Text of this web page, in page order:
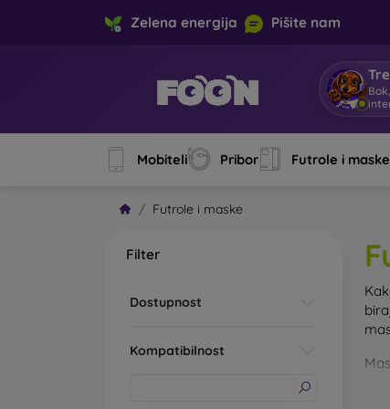
Zelena energija Pišite nam
Mobiteli Pribor Futrole i maske
Futrole i maske
Filter
Dostupnost
Kompatibilnost